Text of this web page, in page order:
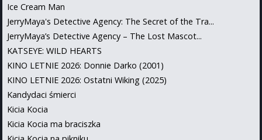
Ice Cream Man
JerryMaya's Detective Agency: The Secret of the Tra...
JerryMaya’s Detective Agency – The Lost Mascot...
KATSEYE: WILD HEARTS
KINO LETNIE 2026: Donnie Darko (2001)
KINO LETNIE 2026: Ostatni Wiking (2025)
Kandydaci śmierci
Kicia Kocia
Kicia Kocia ma braciszka